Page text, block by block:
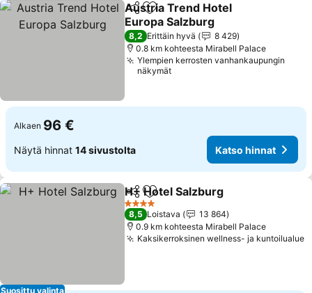
Jaa Lisää suosikkeihin
Austria Trend Hotel
Europa Salzburg
Katso hinnat
8,2 Erittäin hyvä
8 429
0.8 km kohteesta Mirabell Palace
Ylempien kerrosten vanhankaupungin
näkymät
Alkaen 96 €
Näytä hinnat 14 sivustolta Katso hinnat
Suosittu valinta
Jaa Lisää suosikkeihin
H+ Hotel Salzburg
4 Tähtiluokitus
8,5 Loistava
13 864
0.9 km kohteesta Mirabell Palace
Kaksikerroksinen wellness- ja kuntoilualue